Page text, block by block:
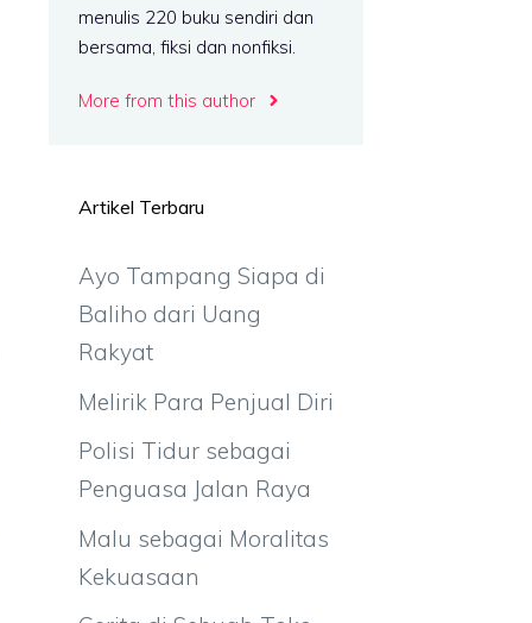
menulis 220 buku sendiri dan
bersama, fiksi dan nonfiksi.
More from this author
Artikel Terbaru
Ayo Tampang Siapa di
Baliho dari Uang
Rakyat
Melirik Para Penjual Diri
Polisi Tidur sebagai
Penguasa Jalan Raya
Malu sebagai Moralitas
Kekuasaan